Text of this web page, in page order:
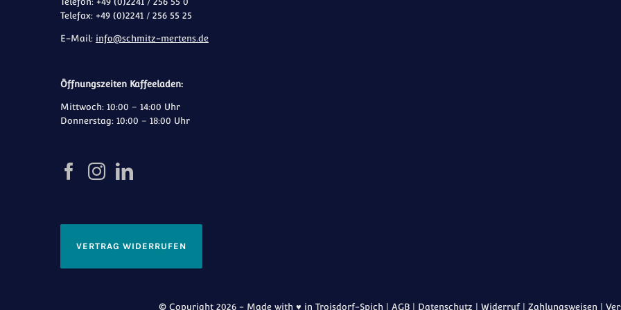
Telefax: +49 (0)2241 / 256 55 25
E-Mail: info@schmitz-mertens.de
Öffnungszeiten Kaffeeladen:
Mittwoch: 10:00 – 14:00 Uhr
Donnerstag: 10:00 – 18:00 Uhr
VERTRAG WIDERRUFEN
© Copyright 2026 - Made with ♥ in Troisdorf-Spich | AGB| Datenschutz Widerruf| Zahlungsweisen